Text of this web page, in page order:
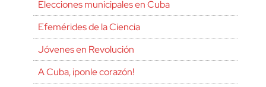
Elecciones municipales en Cuba
Efemérides de la Ciencia
Jóvenes en Revolución
A Cuba, ¡ponle corazón!